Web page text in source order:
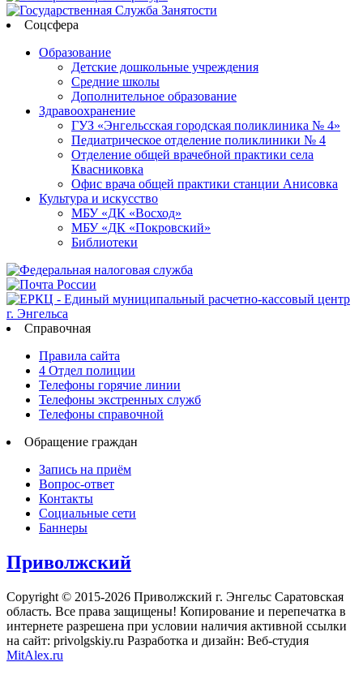
Соцсфера
Образование
Детские дошкольные учреждения
Средние школы
Дополнительное образование
Здравоохранение
ГУЗ «Энгельсская городская поликлиника № 4»
Педиатрическое отделение поликлиники № 4
Отделение общей врачебной практики села
Квасниковка
Офис врача общей практики станции Анисовка
Культура и искусство
МБУ «ДК «Восход»
МБУ «ДК «Покровский»
Библиотеки
Справочная
Правила сайта
4 Отдел полиции
Телефоны горячие линии
Телефоны экстренных служб
Телефоны справочной
Обращение граждан
Запись на приём
Вопрос-ответ
Контакты
Социальные сети
Баннеры
Приволжский
Copyright © 2015-2026 Приволжский г. Энгельс Саратовская
область. Все права защищены! Копирование и перепечатка в
интернете разрешена при условии наличия активной ссылки
на сайт: privolgskiy.ru Разработка и дизайн: Веб-студия
MitAlex.ru